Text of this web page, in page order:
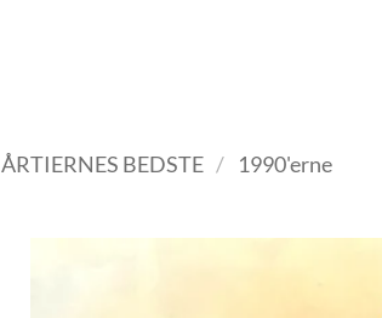
ÅRTIERNES BEDSTE / 1990'erne